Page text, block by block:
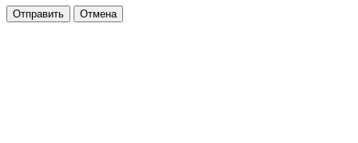
Отправить Отмена